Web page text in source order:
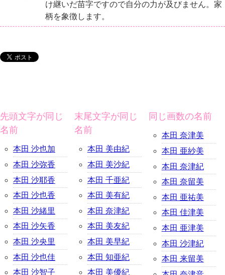
け継いだ苗字ですので自分の力が及びません。家
柄を象徴します。
先頭文字が同じ
名前
本田 沙也加
本田 沙弥香
本田 沙耶香
本田 沙也香
本田 沙緒里
本田 沙矢香
本田 沙央里
本田 沙也佳
本田 沙智子
末尾文字が同じ
名前
本田 美由紀
本田 美沙紀
本田 千亜紀
本田 美有紀
本田 奈津紀
本田 美友紀
本田 美早紀
本田 知亜紀
本田 美優紀
同じ画数の名前
本田 奈津美
本田 亜紗美
本田 奈津紀
本田 奈留美
本田 亜祐美
本田 佳津美
本田 亜津美
本田 沙津紀
本田 来留美